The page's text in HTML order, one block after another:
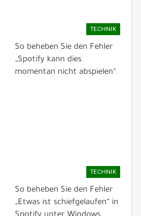
TECHNIK
So beheben Sie den Fehler
„Spotify kann dies
momentan nicht abspielen“.
TECHNIK
So beheben Sie den Fehler
„Etwas ist schiefgelaufen“ in